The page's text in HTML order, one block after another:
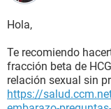
Hola,
Te recomiendo
fracción beta de
relación sexual sin
https://